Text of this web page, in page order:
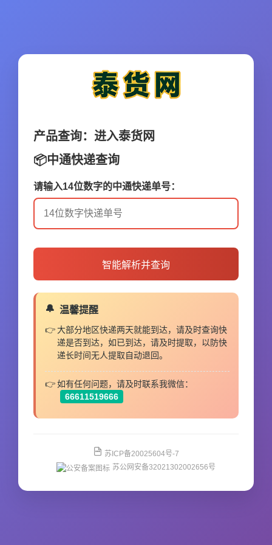
产品查询：进入泰货网
📦中通快递查询
请输入14位数字的中通快递单号：
智能解析并查询
温馨提醒
大部分地区快递两天就能到达，请及时查询快
递是否到达，如已到达，请及时提取，以防快
递长时间无人提取自动退回。
如有任何问题，请及时联系我微信：
66611519666
苏ICP备20025604号-7
苏公网安备32021302002656号